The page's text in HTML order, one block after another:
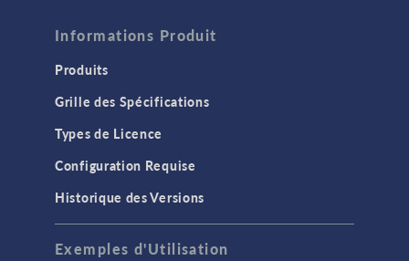
Informations Produit
Produits
Grille des Spécifications
Types de Licence
Configuration Requise
Historique des Versions
Exemples d'Utilisation